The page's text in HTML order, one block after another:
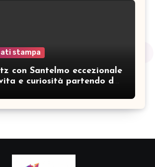
stampa
con Santelmo eccezionale
e curiosità partendo da